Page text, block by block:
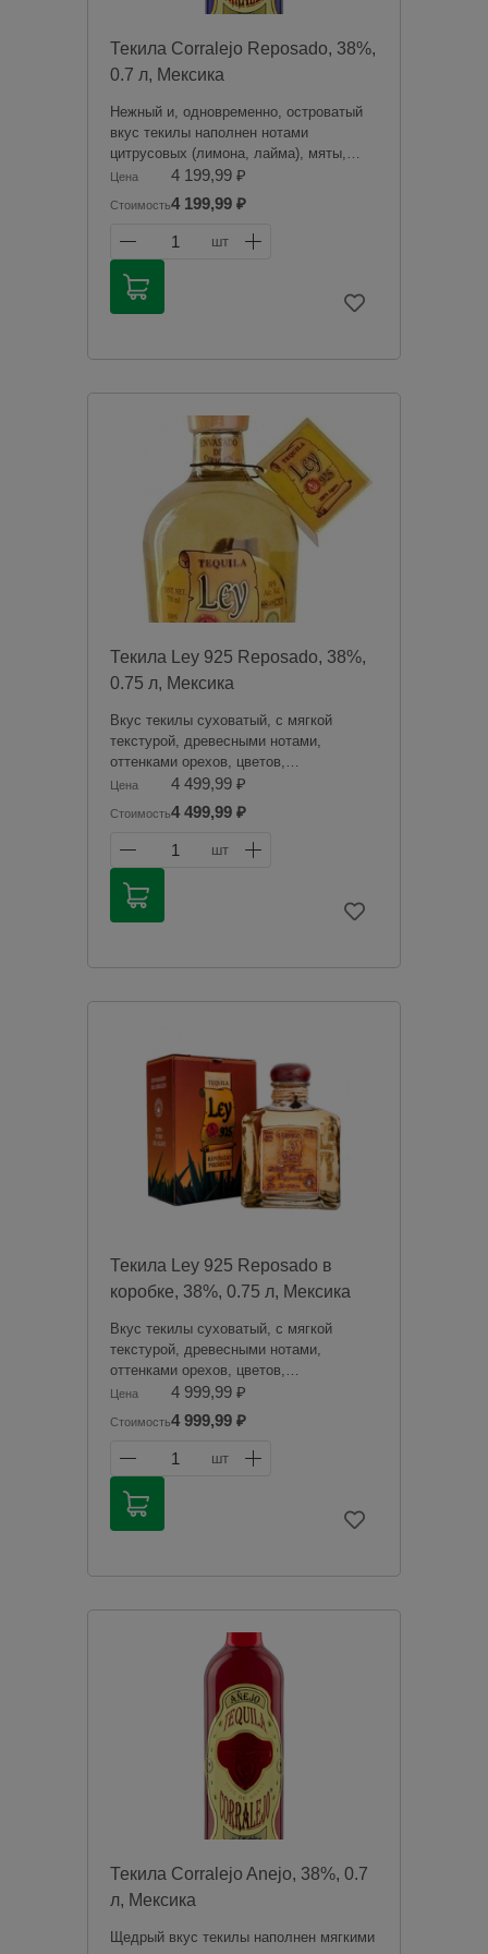
Текила Corralejo Reposado, 38%,
0.7 л, Мексика
Нежный и, одновременно, островатый
вкус текилы наполнен нотами
цитрусовых (лимона, лайма), мяты,
тонкими пряными оттенками.
Послевкусие — гармоничное, недолгое,
с легким нюансом перца. В аромате
текилы доминирующими являются
гармоничные древесные тона, на фоне
которых раскрываются тонкие нюансы
ванили, корицы и агавы, меда,
душистого перца и морские нотки.
Цена 4 199,99 ₽
Стоимость4 199,99 ₽
1 шт
Текила Ley 925 Reposado, 38%,
0.75 л, Мексика
Вкус текилы суховатый, с мягкой
текстурой, древесными нотами,
оттенками орехов, цветов,
поджаренного зеленого перца и
запеченного ананаса. Послевкусие
долгое, пряное. Аромат текилы
наполнен тонами специй, маринованных
оливок и агавы, оттенками древесины.
Продажа алкогольной продукции
дистанционным способом запрещена в
Российской Федерации. Мы не
оплаты в магазине при получении
Чрезмерное употребление алкоголя
вредит вашему здоровью.
Цена 4 499,99 ₽
Стоимость4 499,99 ₽
1 шт
Текила Ley 925 Reposado в
коробке, 38%, 0.75 л, Мексика
Вкус текилы суховатый, с мягкой
текстурой, древесными нотами,
оттенками орехов, цветов,
поджаренного зеленого перца и
запеченного ананаса. Послевкусие
долгое, пряное. Аромат текилы
наполнен тонами специй, маринованных
оливок и агавы, оттенками древесины.
Продажа алкогольной продукции
дистанционным способом запрещена в
Российской Федерации. Мы не
«Алкоголь» будут зарезервированы для
оплаты в магазине при получении
Чрезмерное употребление алкоголя
вредит вашему здоровью.
Цена 4 999,99 ₽
Стоимость4 999,99 ₽
1 шт
Текила Corralejo Anejo, 38%, 0.7
л, Мексика
Щедрый вкус текилы наполнен мягкими